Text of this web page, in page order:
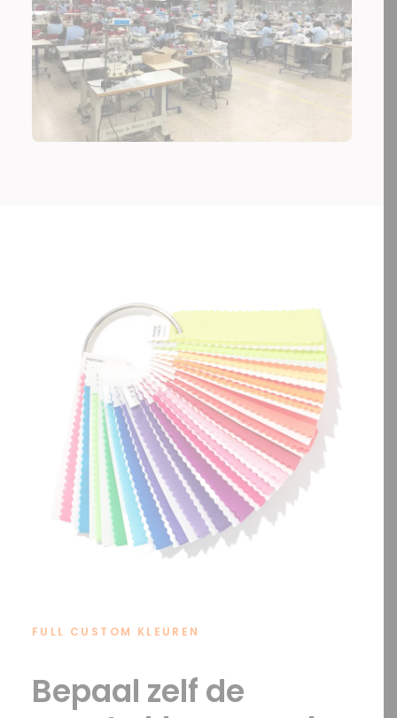
FULL CUSTOM KLEUREN
Bepaal zelf de